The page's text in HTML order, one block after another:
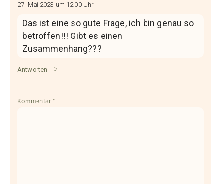
27. Mai 2023 um 12:00 Uhr
Das ist eine so gute Frage, ich bin genau so
betroffen!!! Gibt es einen
Zusammenhang???
Antworten
Kommentar *